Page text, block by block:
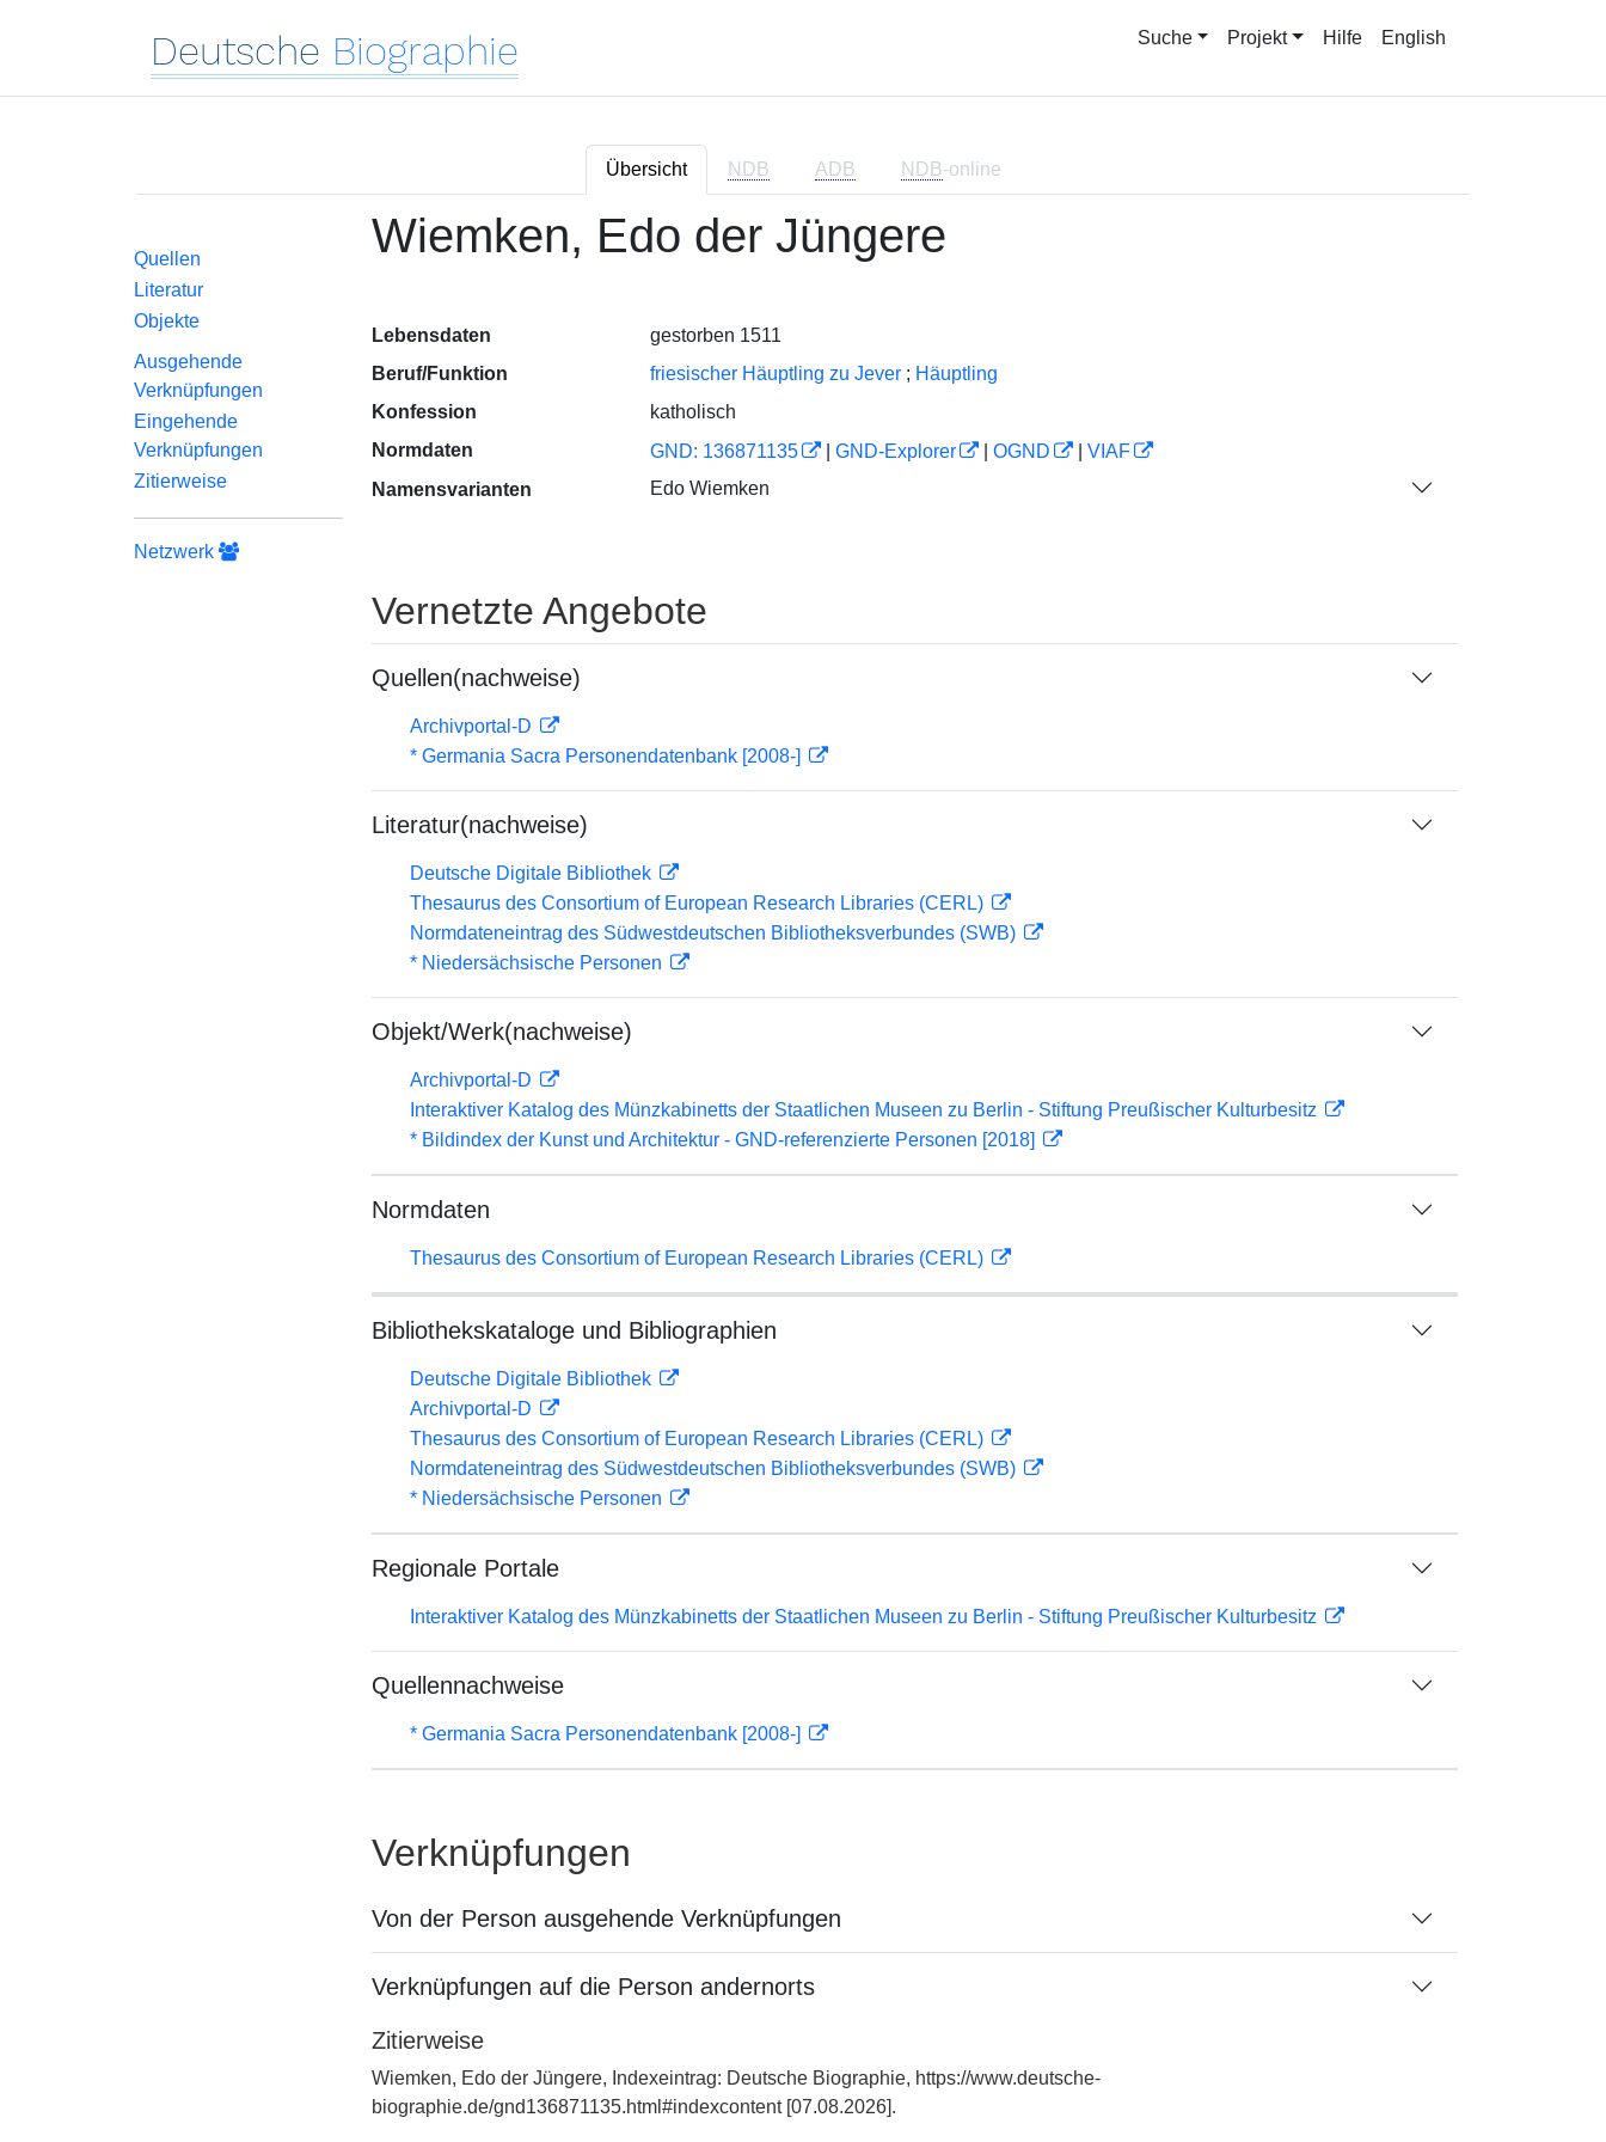
Deutsche Biographie Suche Projekt Hilfe English
Übersicht NDB ADB NDB-online
Quellen
Literatur
Objekte
Ausgehende
Verknüpfungen
Eingehende
Verknüpfungen
Zitierweise
Netzwerk
Wiemken, Edo der Jüngere
Lebensdaten
gestorben 1511
Beruf/Funktion
friesischer Häuptling zu Jever ; Häuptling
Konfession
katholisch
Normdaten
GND: 136871135 GND-Explorer OGND
VIAF
Namensvarianten
Edo Wiemken
Vernetzte Angebote
Quellen(nachweise)
Archivportal-D
* Germania Sacra Personendatenbank [2008-]
Literatur(nachweise)
Deutsche Digitale Bibliothek
Thesaurus des Consortium of European Research Libraries (CERL)
Normdateneintrag des Südwestdeutschen Bibliotheksverbundes (SWB)
* Niedersächsische Personen
Objekt/Werk(nachweise)
Archivportal-D
Interaktiver Katalog des Münzkabinetts der Staatlichen Museen zu Berlin - Stiftung Preußischer Kulturbesitz
* Bildindex der Kunst und Architektur - GND-referenzierte Personen [2018]
Normdaten
Thesaurus des Consortium of European Research Libraries (CERL)
Bibliothekskataloge und Bibliographien
Deutsche Digitale Bibliothek
Archivportal-D
Thesaurus des Consortium of European Research Libraries (CERL)
Normdateneintrag des Südwestdeutschen Bibliotheksverbundes (SWB)
* Niedersächsische Personen
Regionale Portale
Interaktiver Katalog des Münzkabinetts der Staatlichen Museen zu Berlin - Stiftung Preußischer Kulturbesitz
Quellennachweise
* Germania Sacra Personendatenbank [2008-]
Verknüpfungen
Von der Person ausgehende Verknüpfungen
Verknüpfungen auf die Person andernorts
Zitierweise
Wiemken, Edo der Jüngere, Indexeintrag: Deutsche Biographie, https://www.deutsche-
biographie.de/gnd136871135.html#indexcontent [07.08.2026].